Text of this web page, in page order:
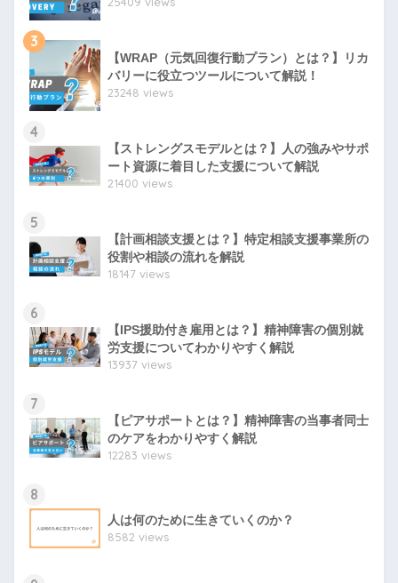
3
【WRAP（元気回復行動プラン）とは？】リカ
バリーに役立つツールについて解説！
23248 views
4
【ストレングスモデルとは？】人の強みやサポ
ート資源に着目した支援について解説
21400 views
5
【計画相談支援とは？】特定相談支援事業所の
役割や相談の流れを解説
18147 views
6
【IPS援助付き雇用とは？】精神障害の個別就
労支援についてわかりやすく解説
13937 views
7
【ピアサポートとは？】精神障害の当事者同士
のケアをわかりやすく解説
12283 views
8
人は何のために生きていくのか？
8582 views